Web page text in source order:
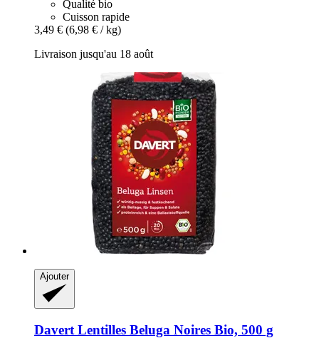
Qualité bio
Cuisson rapide
3,49 € (6,98 € / kg)
Livraison jusqu'au 18 août
Ajouter
Davert Lentilles Beluga Noires Bio, 500 g